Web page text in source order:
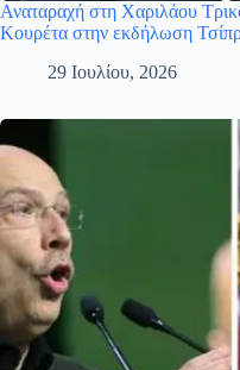
Αναταραχή στη Χαριλάου
Κουρέτα στην εκδήλωση
29 Ιουλίου, 2026